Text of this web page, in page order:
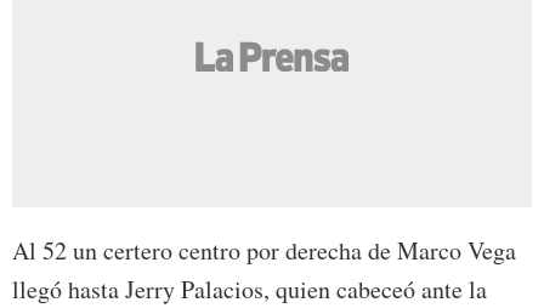
Al 52 un certero centro por derecha de Marco Vega
llegó hasta Jerry Palacios, quien cabeceó ante la